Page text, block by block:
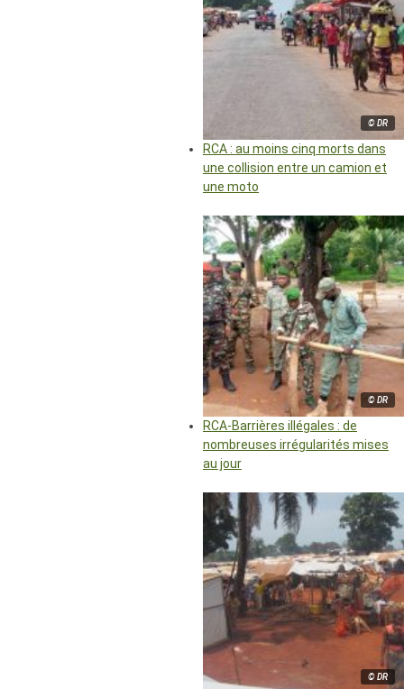
© DR
RCA : au moins cinq morts dans
une collision entre un camion et
une moto
© DR
RCA-Barrières illégales : de
nombreuses irrégularités mises
au jour
© DR